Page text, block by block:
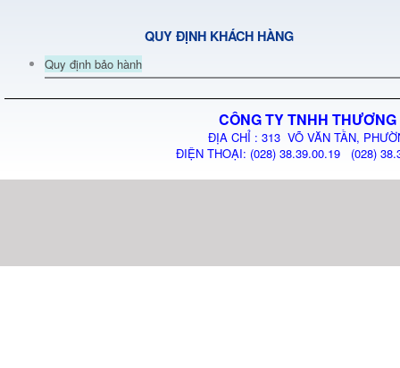
QUY ĐỊNH KHÁCH HÀNG
Quy định bảo hành
CÔNG TY TNHH
ĐỊA CHỈ : 313 VÕ VĂN TẦN,
ĐIỆN THOẠI: (028) 38.39.00.19 (028)